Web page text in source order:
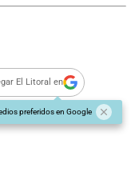
El Litoral en
preferidos en Google